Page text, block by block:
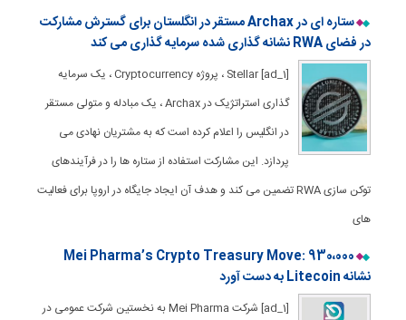
ستاره ای در Archax مستقر در انگلستان برای گسترش مشارکت
در فضای RWA نشانه گذاری شده سرمایه گذاری می کند
[ad_1] Stellar ، پروژه Cryptocurrency ، یک سرمایه
گذاری استراتژیک در Archax ، یک مبادله و متولی مستقر
در انگلیس را اعلام کرده است که به مشتریان نهادی می
پردازد. این مشارکت استفاده از ستاره ها را در فرآیندهای
توکن سازی RWA تضمین می کند و هدف آن ایجاد جایگاه در اروپا برای فعالیت
های
Mei Pharma’s Crypto Treasury Move: 930،000
نشانه Litecoin به دست آورد
[ad_1] شرکت Mei Pharma به نخستین شرکت عمومی در